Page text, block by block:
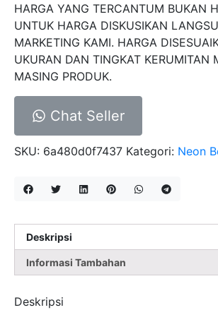
HARGA YANG TERCANTUM BUKAN
UNTUK HARGA DISKUSIKAN
MARKETING KAMI. HARGA
UKURAN DAN TINGKAT KERUMITAN
MASING PRODUK.
Chat Seller
SKU: 6a480d0f7437 Kategori: Neon
Deskripsi
Informasi Tambahan
Deskripsi